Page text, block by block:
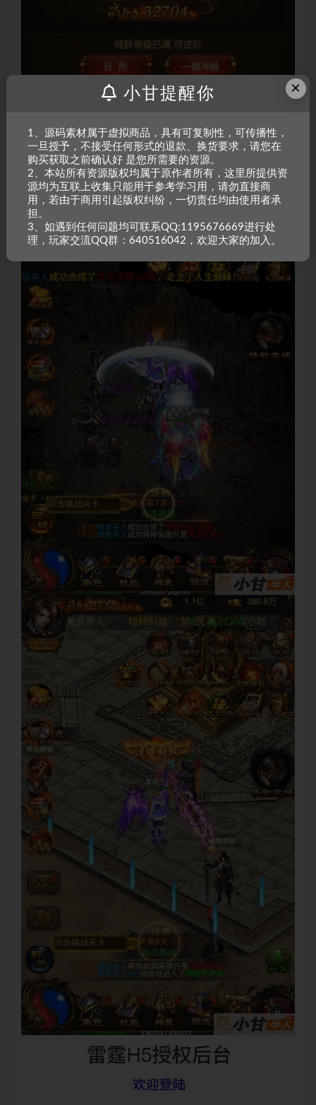
×
小甘提醒你
1、源码素材属于虚拟商品，具有可复制性，可传播性，
一旦授予，不接受任何形式的退款、换货要求，请您在
购买获取之前确认好 是您所需要的资源。
2、本站所有资源版权均属于原作者所有，这里所提供资
源均为互联上收集只能用于参考学习用，请勿直接商
用，若由于商用引起版权纠纷，一切责任均由使用者承
担。
3、如遇到任何问题均可联系QQ:1195676669进行处
理，玩家交流QQ群：640516042，欢迎大家的加入。